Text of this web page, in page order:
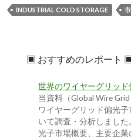
INDUSTRIAL COLD STORAGE
▣ おすすめのレポート
世界のワイヤーグリッド
当資料（Global Wire
ワイヤーグリッド偏光
いて調査・分析しまし
光子市場概要、主要企